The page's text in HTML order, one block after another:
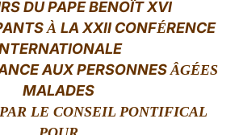
中文
LATINE
DU PAPE BENOÎT XVI
À LA XXII CONFÉRENCE
AUX PERSONNESÂGÉES
MALADES
LE CONSEIL PONTIFICAL